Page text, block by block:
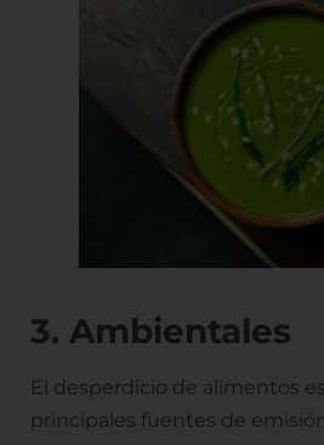
3. Ambientales
El desperdicio de alimentos
principales fuentes de